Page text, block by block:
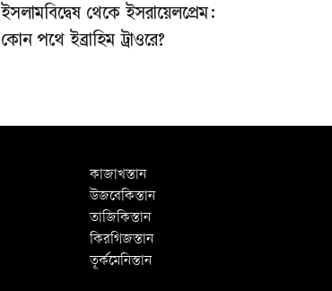
ইসলামবিদ্বেষ থেকে ইসরায়েলপ্রেম:
কোন পথে ইব্রাহিম ট্রাওরে?
কাজাখস্তান
উজবেকিস্তান
তাজিকিস্তান
কিরগিজস্তান
তূর্কমেনিস্তান